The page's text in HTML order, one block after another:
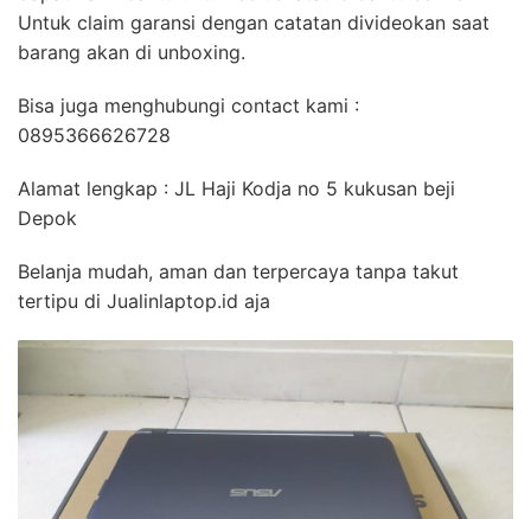
Untuk claim garansi dengan catatan divideokan saat
barang akan di unboxing.
Bisa juga menghubungi contact kami :
0895366626728
Alamat lengkap : JL Haji Kodja no 5 kukusan beji
Depok
Belanja mudah, aman dan terpercaya tanpa takut
tertipu di Jualinlaptop.id aja